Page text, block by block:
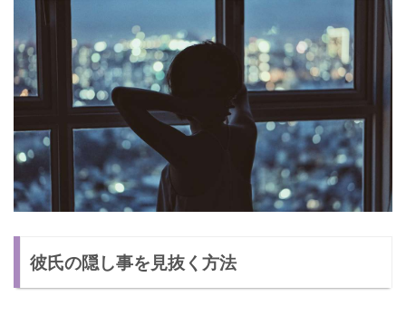
彼氏の隠し事を見抜く方法